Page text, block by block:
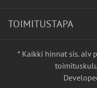
TOIMITUSTAPA
* Kaikki hinnat sis. alv